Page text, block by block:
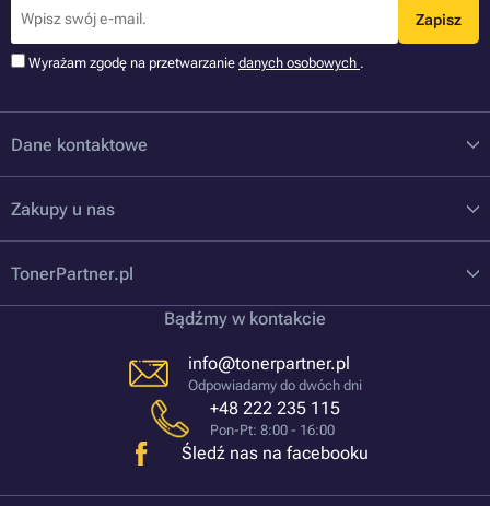
Zapisz
Wyrażam zgodę na przetwarzanie danych osobowych .
Dane kontaktowe
Zakupy u nas
TonerPartner.pl
Bądźmy w kontakcie
info@tonerpartner.pl
Odpowiadamy do dwóch dni
+48 222 235 115
Pon-Pt: 8:00 - 16:00
Śledź nas na facebooku